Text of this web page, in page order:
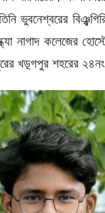
ভুবনেশ্বরের
নাগাদ কলেজের
খড়্গপুর শহরের